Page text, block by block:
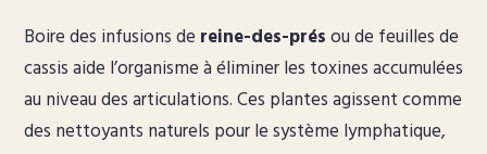
Boire des infusions de reine-des-présou de feuilles de
cassis aide l’organisme à éliminer les toxines accumulées
au niveau des articulations. Ces plantes agissent comme
des nettoyants naturels pour le système lymphatique,